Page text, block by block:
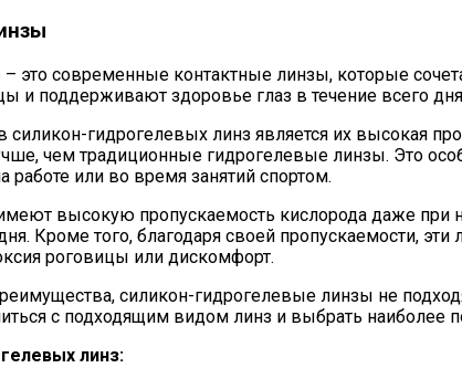
– это современные контактные линзы, которые
и поддерживают здоровье глаз в течение всего
гидрогелевых линз является их высокая
чем традиционные гидрогелевые линзы. Это
или во время занятий спортом.
высокую пропускаемость кислорода даже при
Кроме того, благодаря своей пропускаемости,
роговицы или дискомфорт.
силикон-гидрогелевые линзы не
с подходящим видом линз и выбрать наиболее
линз: